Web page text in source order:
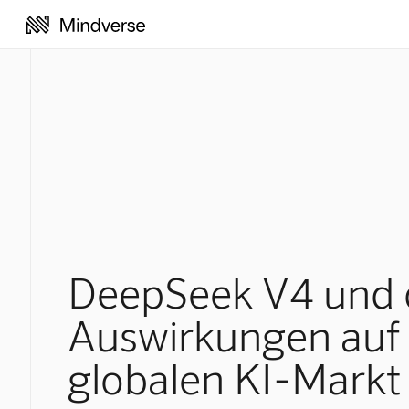
DeepSeek V4 und
Auswirkungen
globalen KI-Markt